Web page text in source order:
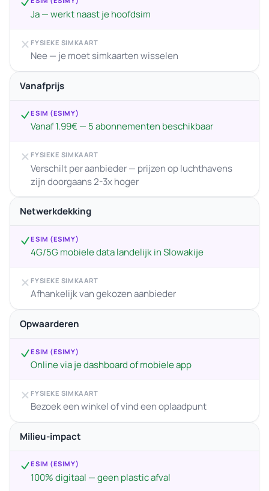
Ja — werkt naast je hoofdsim
FYSIEKE SIMKAART
Nee — je moet simkaarten wisselen
Vanafprijs
ESIM (ESIMY)
Vanaf 1.99€ — 5 abonnementen beschikbaar
FYSIEKE SIMKAART
Verschilt per aanbieder — prijzen op luchthavens
zijn doorgaans 2-3x hoger
Netwerkdekking
ESIM (ESIMY)
4G/5G mobiele data landelijk in Slowakije
FYSIEKE SIMKAART
Afhankelijk van gekozen aanbieder
Opwaarderen
ESIM (ESIMY)
Online via je dashboard of mobiele app
FYSIEKE SIMKAART
Bezoek een winkel of vind een oplaadpunt
Milieu-impact
ESIM (ESIMY)
100% digitaal — geen plastic afval